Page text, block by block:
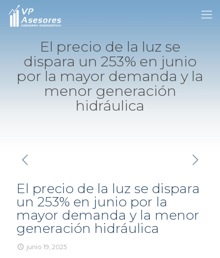
El precio de la luz se
dispara un 253% en junio
por la mayor demanda y la
menor generación
hidráulica
El precio de la luz se dispara
un 253% en junio por la
mayor demanda y la menor
generación hidráulica
junio 19, 2025